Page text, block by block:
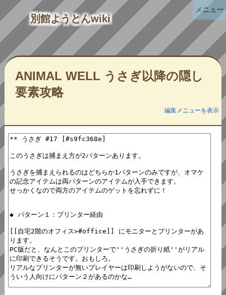
別館ようとんwiki
ANIMAL WELL うさぎ以降の隠し
要素攻略
編集メニューを表示
メニュー